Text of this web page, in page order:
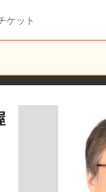
ケット